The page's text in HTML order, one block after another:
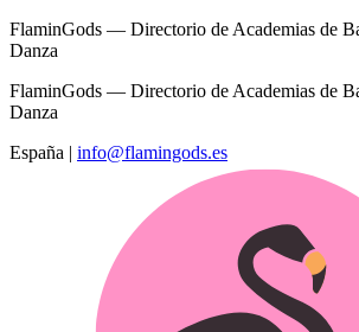
FlaminGods — Directorio de Academias de
Danza
FlaminGods — Directorio de Academias de
Danza
España | info@flamingods.es